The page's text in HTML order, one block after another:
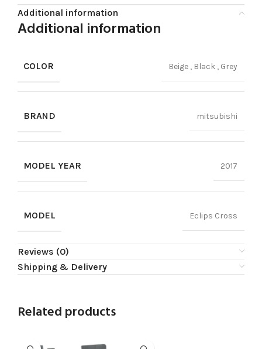
Additional information
Additional information
COLOR Beige , Black , Grey
BRAND mitsubishi
MODEL YEAR 2017
MODEL Eclips Cross
Reviews (0)
Shipping & Delivery
Related products